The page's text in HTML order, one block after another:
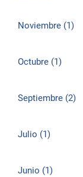
Noviembre (1)
Octubre (1)
Septiembre (2)
Julio (1)
Junio (1)